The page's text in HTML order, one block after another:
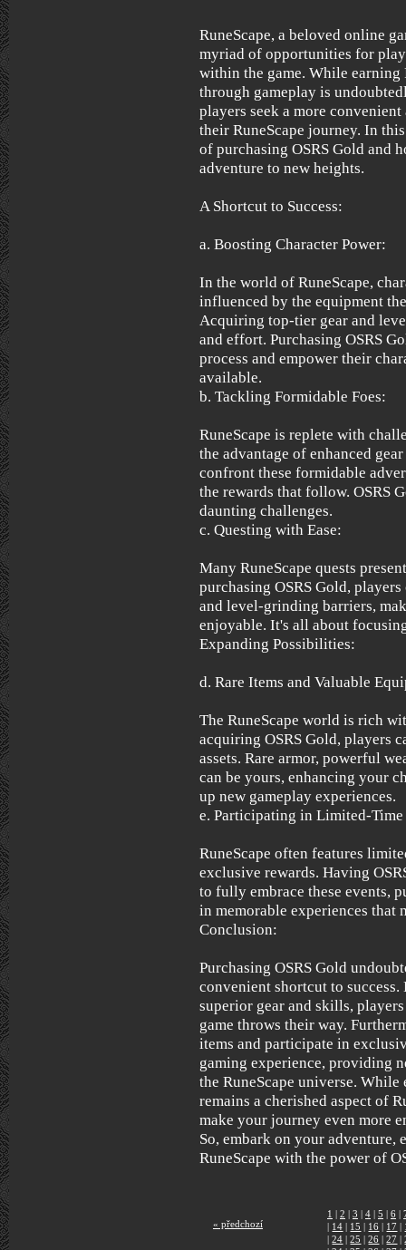
RuneScape, a beloved online
myriad of opportunities for
within the game. While earning
through gameplay is
players seek a more
their RuneScape journey. In
of purchasing OSRS Gold and
adventure to new heights.
A Shortcut to Success:
a. Boosting Character Power:
In the world of RuneScape,
influenced by the equipment
Acquiring top-tier gear and
and effort. Purchasing OSRS
process and empower their
available.
b. Tackling Formidable Foes:
RuneScape is replete with
the advantage of enhanced
confront these formidable
the rewards that follow. OSRS
daunting challenges.
c. Questing with Ease:
Many RuneScape quests
purchasing OSRS Gold,
and level-grinding barriers,
enjoyable. It's all about
Expanding Possibilities:
d. Rare Items and Valuable
The RuneScape world is rich
acquiring OSRS Gold, players
assets. Rare armor, powerful
can be yours, enhancing your
up new gameplay experiences.
e. Participating in Limited-Time
RuneScape often features
exclusive rewards. Having
to fully embrace these events,
in memorable experiences that
Conclusion:
Purchasing OSRS Gold
convenient shortcut to
superior gear and skills,
game throws their way.
items and participate in
gaming experience, providing
the RuneScape universe.
remains a cherished aspect of
make your journey even more
So, embark on your adventure,
RuneScape with the power of
« předchozí
1 | 2 | 3 | 4 | 5 | 6 |
| 14 | 15 | 16 | 17 |
| 24 | 25 | 26 | 27 |